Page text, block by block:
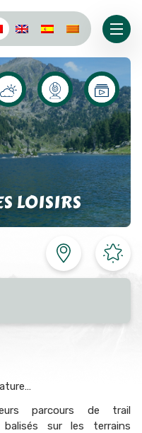
LOISIRS
parcours de trail
balisés sur les terrains